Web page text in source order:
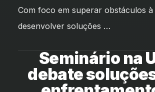
Com foco em superar obstáculos à
desenvolver soluções …
Seminário na
debate